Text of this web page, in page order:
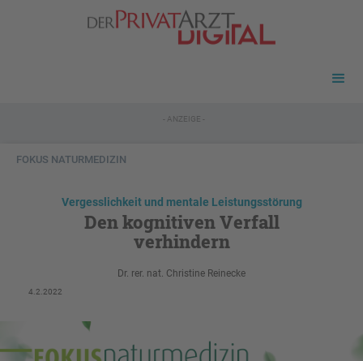
- ANZEIGE -
FOKUS NATURMEDIZIN
Vergesslichkeit und mentale Leistungsstörung
Den kognitiven Verfall
verhindern
Dr. rer. nat. Christine Reinecke
4.2.2022